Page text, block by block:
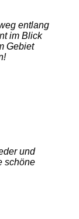
entlang
im Blick
Gebiet
und
schöne